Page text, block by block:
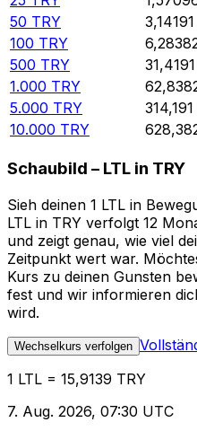
50 TRY 3,14191
100 TRY
500 TRY 31,4191
1.000 TRY
5.000 TRY 314,191
10.000 TRY
Schaubild – LTL in TRY
Sieh deinen 1 LTL in
LTL in TRY verfolgt 12
und zeigt genau, wie viel
Zeitpunkt wert war.
Kurs zu deinen Gunsten
fest und wir informieren
wird.
Wechselkurs verfolgen
1 LTL = 15,9139 TRY
7. Aug. 2026, 07:30 UTC